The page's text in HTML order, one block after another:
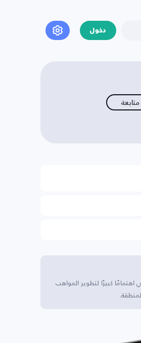
دخول
متابعة
كبيرًا لتطوير المواهب